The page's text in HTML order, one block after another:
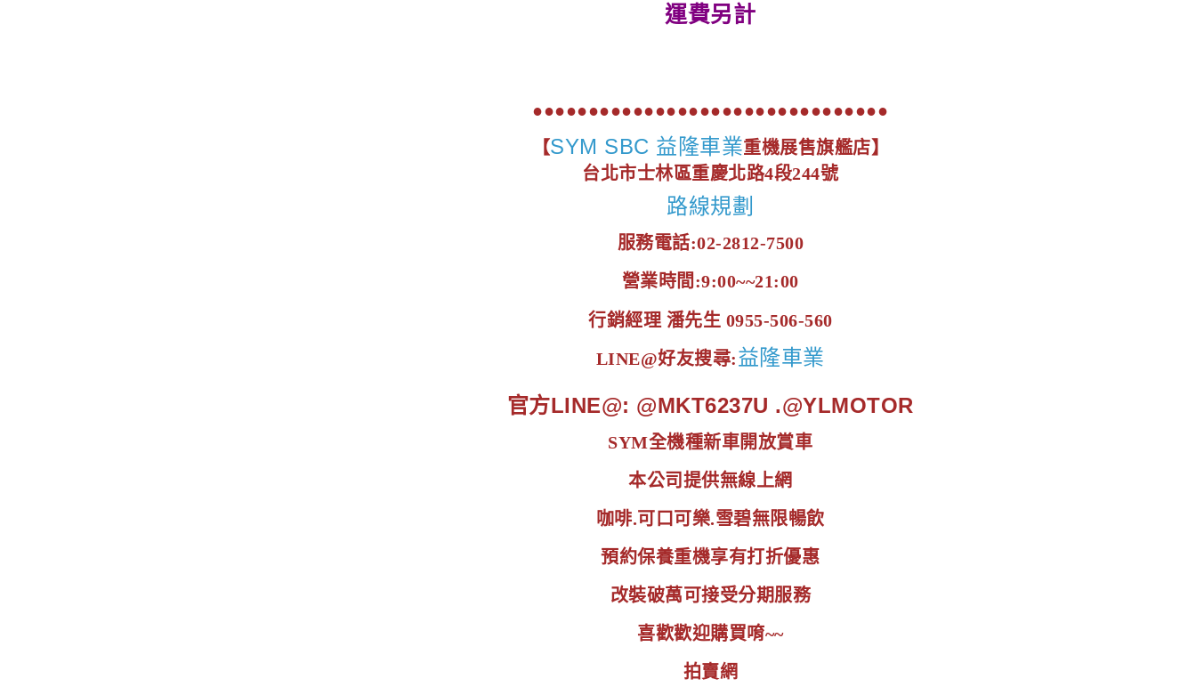
運費另計
●●●●●●●●●●●●●●●●●●●●●●●●●●●●●●●●
【SYM SBC 益隆車業重機展售旗艦店】
台北市士林區重慶北路4段244號
路線規劃
服務電話:02-2812-7500
營業時間:9:00~~21:00
行銷經理 潘先生 0955-506-560
LINE@好友搜尋:益隆車業
官方LINE@: @MKT6237U .@YLMOTOR
SYM全機種新車開放賞車
本公司提供無線上網
咖啡.可口可樂.雪碧無限暢飲
預約保養重機享有打折優惠
改裝破萬可接受分期服務
喜歡歡迎購買唷~~
拍賣網